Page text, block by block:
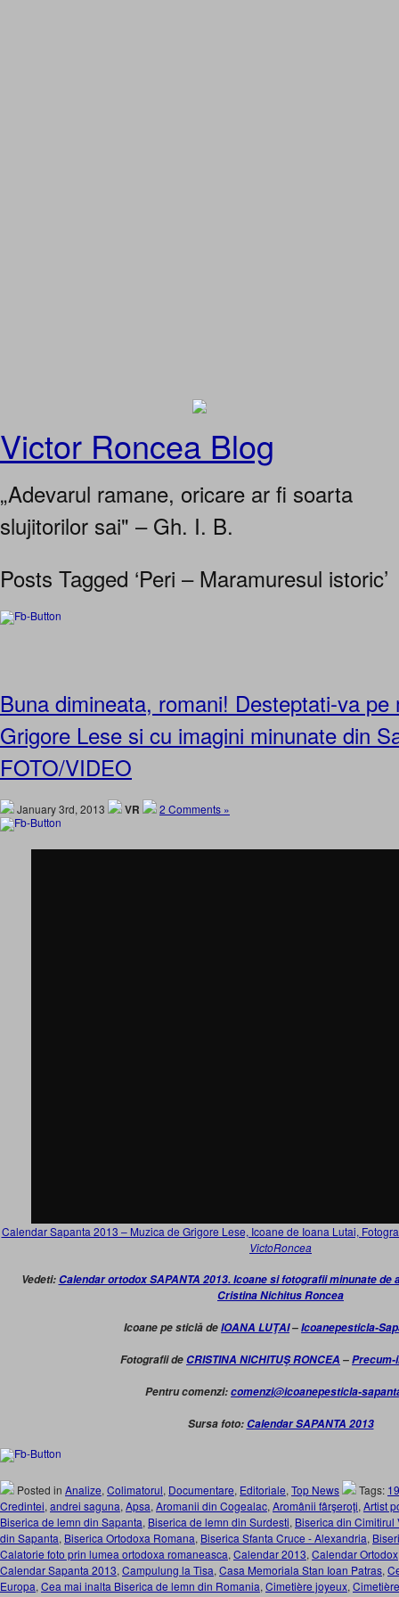
Victor Roncea Blog
„Adevarul ramane, oricare ar fi soarta
slujitorilor sai" – Gh. I. B.
Posts Tagged ‘Peri – Maramuresul istoric’
Buna dimineata, romani! Desteptati-va pe
Grigore Lese si cu imagini minunate din
FOTO/VIDEO
January 3rd, 2013 VR 2 Comments »
Calendar Sapanta 2013 – Muzica de Grigore Lese, Icoane de Ioana Lutai,
VictoRoncea
Vedeti: Calendar ortodox SAPANTA 2013. Icoane si fotografii minunate de
Cristina Nichitus Roncea
Icoane pe sticlă deIOANA LUŢAI–Icoanepesticla-
Fotografii de CRISTINA NICHITUŞ RONCEA –Precum-
Pentru comenzi:comenzi@icoanepesticla-
Sursa foto: Calendar SAPANTA 2013
Posted in Analize, Colimatorul, Documentare, Editoriale, Top News Tags:
Credintei, andrei saguna, Apsa, Aromanii din Cogealac, Aromânii fârşeroţi, Artist
Biserica de lemn din Sapanta, Biserica de lemn din Surdesti, Biserica din Cimitirul
din Sapanta, Biserica Ortodoxa Romana, Biserica Sfanta Cruce - Alexandria,
Calatorie foto prin lumea ortodoxa romaneasca, Calendar 2013, Calendar Ortodox
Calendar Sapanta 2013, Campulung la Tisa, Casa Memoriala Stan Ioan Patras,
Europa, Cea mai inalta Biserica de lemn din Romania, Cimetière joyeux,